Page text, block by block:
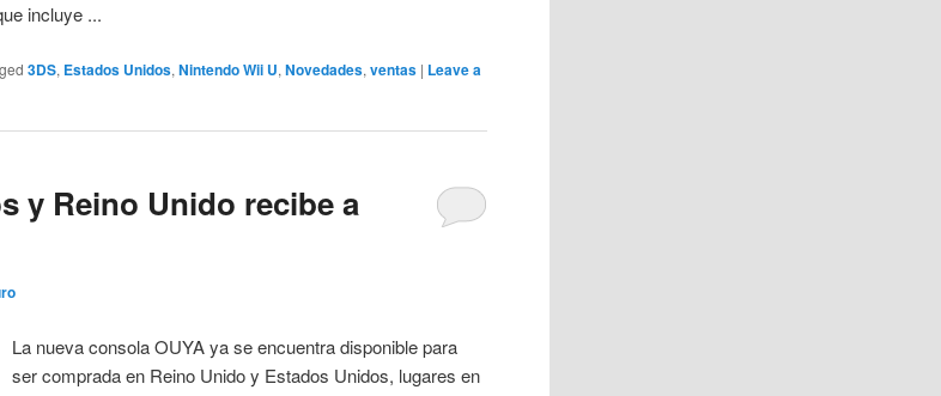
incluye ...
3DS, Estados Unidos,Nintendo Wii U,Novedades,ventas | Leave a
y Reino Unido recibe a
La nueva consola OUYA ya se encuentra disponible para
ser comprada en Reino Unido y Estados Unidos, lugares en